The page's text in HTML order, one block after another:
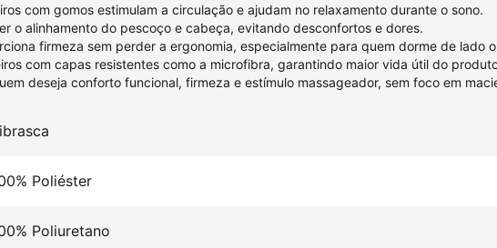
com gomos estimulam a circulação e ajudam no relaxamento durante o sono.
o alinhamento do pescoço e cabeça, evitando desconfortos e dores.
firmeza sem perder a ergonomia, especialmente para quem dorme de lado
com capas resistentes como a microfibra, garantindo maior vida útil do
deseja conforto funcional, firmeza e estímulo massageador, sem foco em
Poliéster
Poliuretano